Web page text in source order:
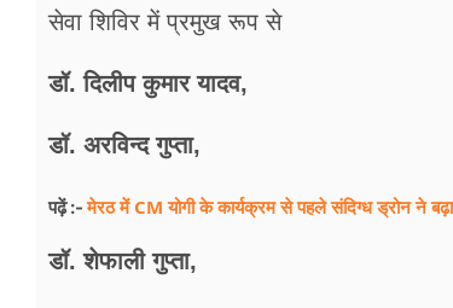
सेवा शिविर में प्रमुख रूप से
डॉ. दिलीप कुमार यादव,
डॉ. अरविन्द गुप्ता,
पढ़ें :-मेरठ में CM योगी के कार्यक्रम से पहले संदिग्ध ड्रोन ने
डॉ. शेफाली गुप्ता,